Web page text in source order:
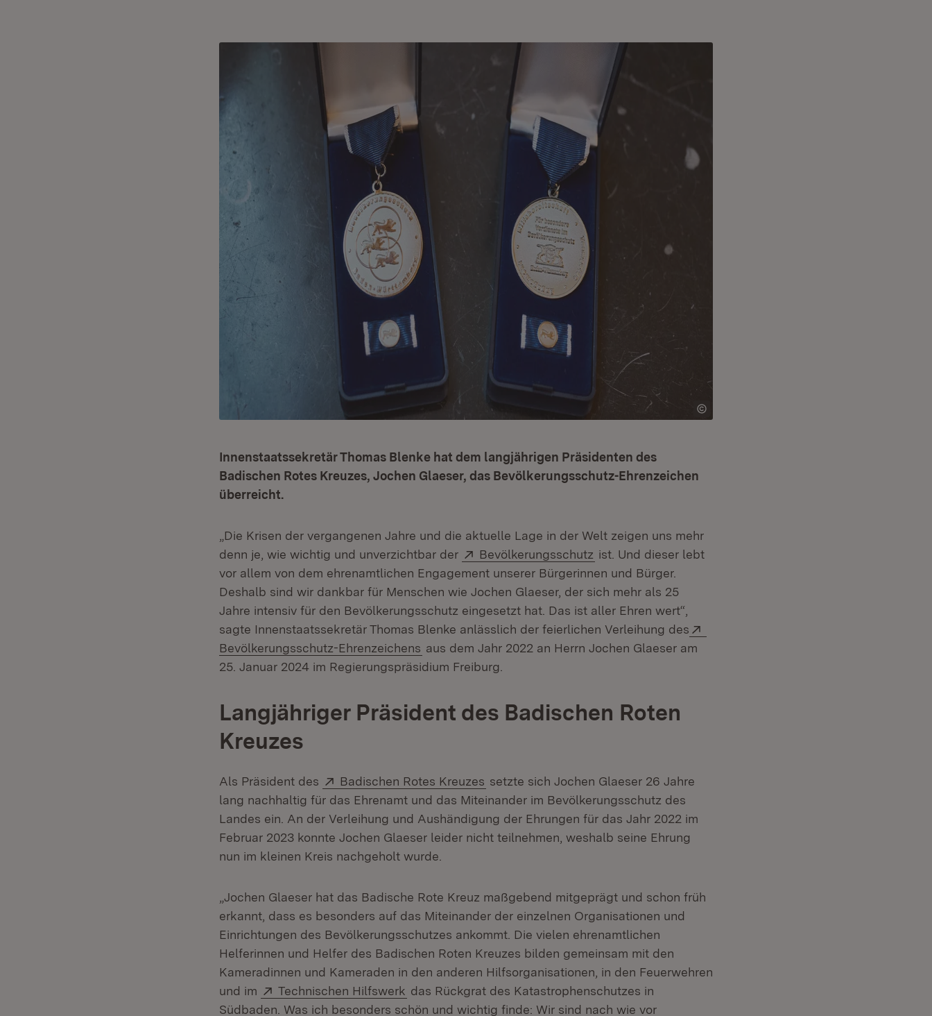
Innenstaatssekretär Thomas Blenke hat dem langjährigen Präsidenten des
Badischen Rotes Kreuzes, Jochen Glaeser, das Bevölkerungsschutz-Ehrenzeichen
überreicht.
„Die Krisen der vergangenen Jahre und die aktuelle Lage in der Welt zeigen uns mehr
denn je, wie wichtig und unverzichtbar der
Extern:
Bevölkerungsschutz (Öffnet in neuem Fenster)
ist. Und dieser lebt
vor allem von dem ehrenamtlichen Engagement unserer Bürgerinnen und Bürger.
Deshalb sind wir dankbar für Menschen wie Jochen Glaeser, der sich mehr als 25
Jahre intensiv für den Bevölkerungsschutz eingesetzt hat. Das ist aller Ehren wert“,
sagte Innenstaatssekretär Thomas Blenke anlässlich der feierlichen Verleihung des
Bevölkerungsschutz-Ehrenzeichens (Öffnet in neuem Fenster)
aus dem Jahr 2022 an Herrn Jochen Glaeser am
25. Januar 2024 im Regierungspräsidium Freiburg.
Langjähriger Präsident des Badischen Roten
Kreuzes
Als Präsident des Extern:
Badischen Rotes Kreuzes (Öffnet in neuem Fenster)
setzte sich Jochen Glaeser 26 Jahre
lang nachhaltig für das Ehrenamt und das Miteinander im Bevölkerungsschutz des
Landes ein. An der Verleihung und Aushändigung der Ehrungen für das Jahr 2022 im
Februar 2023 konnte Jochen Glaeser leider nicht teilnehmen, weshalb seine Ehrung
nun im kleinen Kreis nachgeholt wurde.
„Jochen Glaeser hat das Badische Rote Kreuz maßgebend mitgeprägt und schon früh
erkannt, dass es besonders auf das Miteinander der einzelnen Organisationen und
Einrichtungen des Bevölkerungsschutzes ankommt. Die vielen ehrenamtlichen
Helferinnen und Helfer des Badischen Roten Kreuzes bilden gemeinsam mit den
Kameradinnen und Kameraden in den anderen Hilfsorganisationen, in den Feuerwehren
und im
Extern:
Technischen Hilfswerk (Öffnet in neuem Fenster)
das Rückgrat des Katastrophenschutzes in
Südbaden. Was ich besonders schön und wichtig finde: Wir sind nach wie vor